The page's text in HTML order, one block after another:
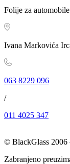
Folije za
Ivana Markovića
063 8229 096
/
011 4025 347
© BlackGlass 2006
Zabranjeno